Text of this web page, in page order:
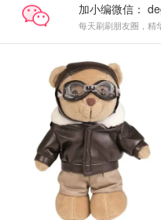
加小编微信：
每天刷刷朋友圈，精